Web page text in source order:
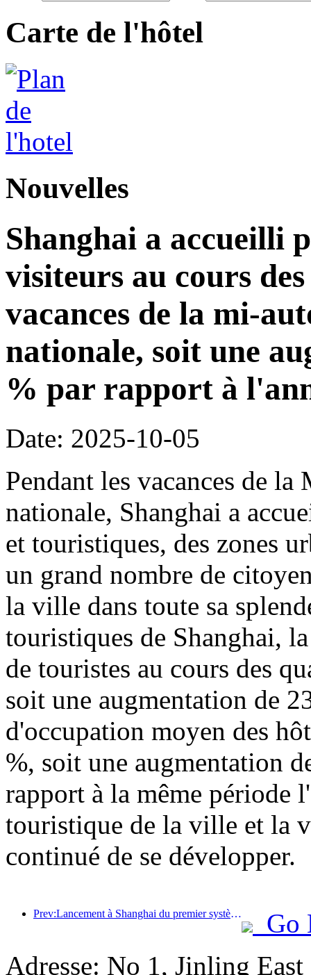
Carte de l'hôtel
Nouvelles
Shanghai a accueilli
visiteurs au cours
vacances de la mi-
nationale, soit une
% par rapport à
Date: 2025-10-05
Pendant les vacances de
nationale, Shanghai a
et touristiques, des zones
un grand nombre de
la ville dans toute sa
touristiques de Shanghai,
de touristes au cours des
soit une augmentation de
d'occupation moyen des
%, soit une augmentation
rapport à la même période
touristique de la ville et la
continué de se développer.
Prev:Lancement à Shanghai du premier système de consommation culturelle et touristique en libre-service pour les touristes étrangers en Chine
Go
Adresse: No 1, Jinling